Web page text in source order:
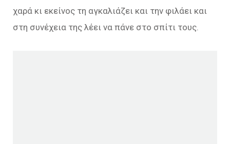
χαρά κι εκείνος τη αγκαλιάζει και την φιλάει και
στη συνέχεια της λέει να πάνε στο σπίτι τους.